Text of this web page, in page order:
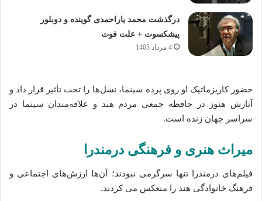
درگذشت محمد یاراحمدی گوینده و دوبلور
پیشکسوت + علت فوت
4 مرداد 1405
حضور کاریزماتیک او روی پرده سینما، نسل‌ها را تحت تأثیر قرار داد و
آثارش هنوز در حافظه جمعی مردم هند و علاقه‌مندان سینما در
سراسر جهان زنده است.
میراث هنری و فرهنگی درمندرا
فیلم‌های درمندرا تنها سرگرمی نبودند؛ آن‌ها ارزش‌های اجتماعی و
فرهنگ خانوادگی هند را منعکس می‌ کردند.